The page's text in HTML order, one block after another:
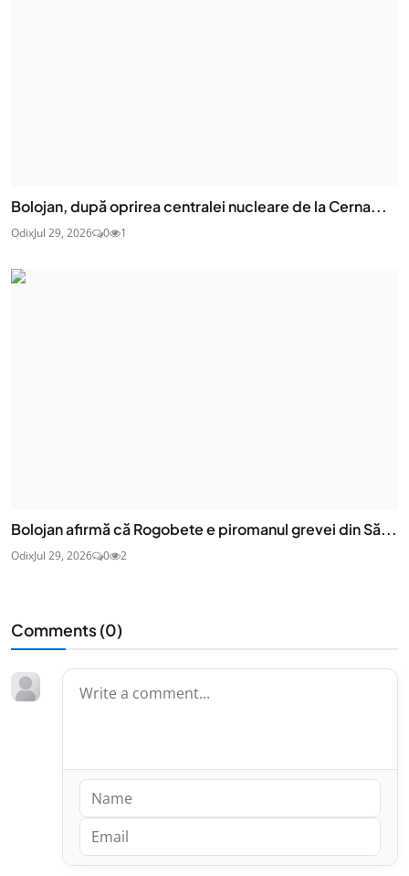
Bolojan, după oprirea centralei nucleare de la Cerna...
OdixJul 29, 2026 0 1
Bolojan afirmă că Rogobete e piromanul grevei din Să...
OdixJul 29, 2026 0 2
Comments (0)